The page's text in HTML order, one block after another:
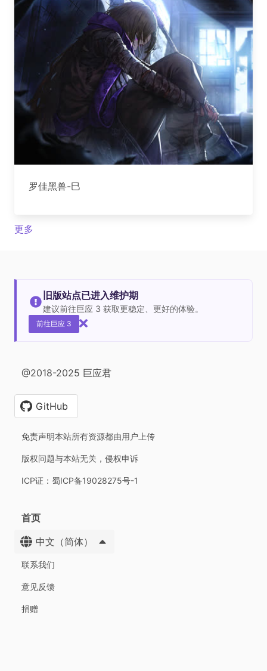
罗佳黑兽-巳
更多
旧版站点已进入维护期
建议前往巨应 3 获取更稳定、更好的体验。
前往巨应 3
@2018-2025 巨应君
GitHub
免责声明本站所有资源都由用户上传
版权问题与本站无关，侵权申诉
ICP证：蜀ICP备19028275号-1
首页
中文（简体）
联系我们
意见反馈
捐赠